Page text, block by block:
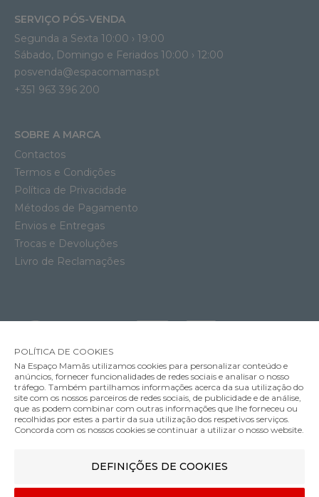
Soutien Amamentação com Aros Anita Basic
57.95€
Cor
SERVIÇO PÓS-VENDA
Segunda a Sexta 10:00 › 19:00
Sábado, Domingo e Feriados 10:00 › 12:00
posvenda@espacomamas.pt
+351 963 396 200
SOBRE A MARCA
Contactos
Termos e Condições
Política de Privacidade
Métodos de Pagamento
Envios e Entregas
Trocas e Devoluções
Livro de Reclamações
MÉTODOS DE ENVIO
MÉTODOS DE PAGAMENTO
POLÍTICA DE COOKIES
Na Espaço Mamãs utilizamos cookies para personalizar conteúdo e
anúncios, fornecer funcionalidades de redes sociais e analisar o nosso
tráfego. Também partilhamos informações acerca da sua utilização do
site com os nossos parceiros de redes sociais, de publicidade e de análise,
que as podem combinar com outras informações que lhe forneceu ou
recolhidas por estes a partir da sua utilização dos respetivos serviços.
Concorda com os nossos cookies se continuar a utilizar o nosso website.
DEFINIÇÕES DE COOKIES